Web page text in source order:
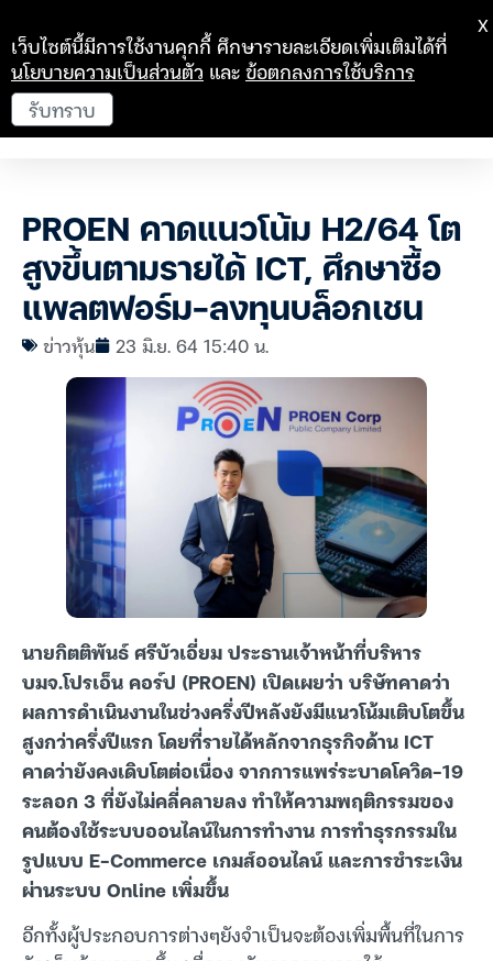
PROEN คาดแนวโน้ม H2/64 โต
สูงขึ้นตามรายได้ ICT, ศึกษาซื้อ
แพลตฟอร์ม-ลงทุนบล็อกเชน
ข่าวหุ้น 23 มิ.ย. 64 15:40 น.
นายกิตติพันธ์ ศรีบัวเอี่ยม ประธานเจ้าหน้าที่บริหาร
บมจ.โปรเอ็น คอร์ป (PROEN) เปิดเผยว่า บริษัทคาดว่า
ผลการดำเนินงานในช่วงครึ่งปีหลังยังมีแนวโน้มเติบโตขึ้น
สูงกว่าครึ่งปีแรก โดยที่รายได้หลักจากธุรกิจด้าน ICT
คาดว่ายังคงเดิบโตต่อเนื่อง จากการแพร่ระบาดโควิด-19
ระลอก 3 ที่ยังไม่คลี่คลายลง ทำให้ความพฤติกรรมของ
คนต้องใช้ระบบออนไลน์ในการทำงาน การทำธุรกรรมใน
รูปแบบ E-Commerce เกมส์ออนไลน์ และการชำระเงิน
ผ่านระบบ Online เพิ่มขึ้น
อีกทั้งผู้ประกอบการต่างๆยังจำเป็นจะต้องเพิ่มพื้นที่ในการ
เว็บไซต์นี้มีการใช้งานคุกกี้ ศึกษารายละเอียดเพิ่มเติมได้ที่
นโยบายความเป็นส่วนตัว และข้อตกลงการใช้บริการ
รับทราบ
X